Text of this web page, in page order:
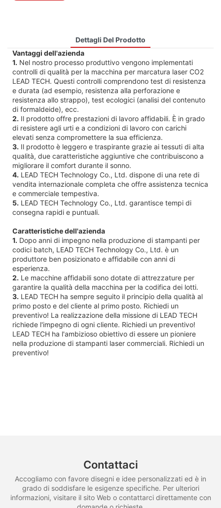
Dettagli Del Prodotto
Vantaggi dell'azienda
1. Nel nostro processo produttivo vengono implementati
controlli di qualità per la macchina per marcatura laser CO2
LEAD TECH. Questi controlli comprendono test di resistenza
e durata (ad esempio, resistenza alla perforazione e
resistenza allo strappo), test ecologici (analisi del contenuto
di formaldeide), ecc.
2. Il prodotto offre prestazioni di lavoro affidabili. È in grado
di resistere agli urti e a condizioni di lavoro con carichi
elevati senza compromettere la sua efficienza.
3. Il prodotto è leggero e traspirante grazie ai tessuti di alta
qualità, due caratteristiche aggiuntive che contribuiscono a
migliorare il comfort durante il sonno.
4. LEAD TECH Technology Co., Ltd. dispone di una rete di
vendita internazionale completa che offre assistenza tecnica
e commerciale tempestiva.
5. LEAD TECH Technology Co., Ltd. garantisce tempi di
consegna rapidi e puntuali.
Caratteristiche dell'azienda
1. Dopo anni di impegno nella produzione di stampanti per
codici batch, LEAD TECH Technology Co., Ltd. è un
produttore ben posizionato e affidabile con anni di
esperienza.
2. Le macchine affidabili sono dotate di attrezzature per
garantire la qualità della macchina per la codifica dei lotti.
3. LEAD TECH ha sempre seguito il principio della qualità al
primo posto e del cliente al primo posto. Richiedi un
preventivo! La realizzazione della missione di LEAD TECH
richiede l'impegno di ogni cliente. Richiedi un preventivo!
LEAD TECH ha l'ambizioso obiettivo di essere un pioniere
nella produzione di stampanti laser commerciali. Richiedi un
preventivo!
Contattaci
Accogliamo con favore disegni e idee personalizzati ed è in
grado di soddisfare le esigenze specifiche. Per ulteriori
informazioni, visitare il sito Web o contattarci direttamente con